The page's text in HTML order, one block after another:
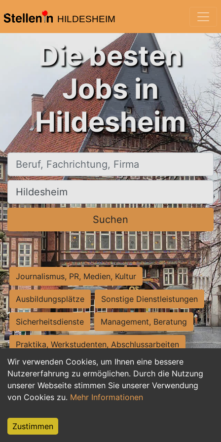
HILDESHEIM
Wir verwenden Cookies, um Ihnen eine bessere
Nutzererfahrung zu ermöglichen. Durch die Nutzung
unserer Webseite stimmen Sie unserer Verwendung
von Cookies zu. Mehr Informationen
Zustimmen
Die besten
Jobs in
Hildesheim
Beruf, Fachrichtung, Firma
Ort, Stadt
Suchen
Journalismus, PR, Medien, Kultur
Ausbildungsplätze Sonstige Dienstleistungen
Sicherheitsdienste Management, Beratung
Praktika, Werkstudenten, Abschlussarbeiten
Personalwesen Assistenz, Sekretariat
Hilfskräfte, Aushilfs- und Nebenjobs
Weiterbildung, Studium, duale Ausbildung